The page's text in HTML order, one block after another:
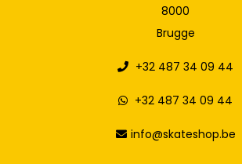
8000
Brugge
+32 487 34 09 44
+32 487 34 09 44
info@skateshop.be